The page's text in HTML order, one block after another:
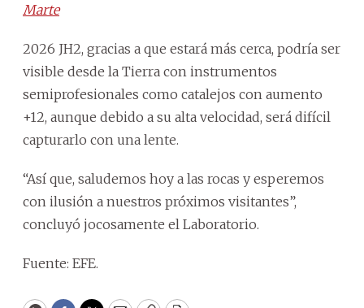
Marte
2026 JH2, gracias a que estará más cerca, podría ser
visible desde la Tierra con instrumentos
semiprofesionales como catalejos con aumento
+12, aunque debido a su alta velocidad, será difícil
capturarlo con una lente.
“Así que, saludemos hoy a las rocas y esperemos
con ilusión a nuestros próximos visitantes”,
concluyó jocosamente el Laboratorio.
Fuente: EFE.